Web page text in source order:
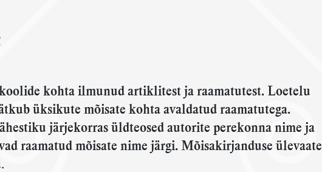
kohta ilmunud artiklitest ja raamatutest. Loetelu
üksikute mõisate kohta avaldatud raamatutega.
järjekorras üldteosed autorite perekonna nime ja
raamatud mõisate nime järgi. Mõisakirjanduse ülevaate
.